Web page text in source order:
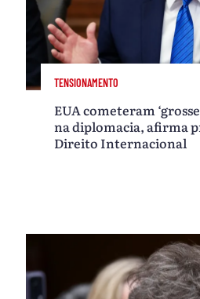
TENSIONAMENTO
EUA cometeram
na diplomacia, afirma
Direito Internacional